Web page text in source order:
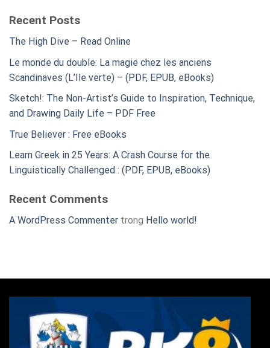
Recent Posts
The High Dive – Read Online
Le monde du double: La magie chez les anciens
Scandinaves (L’Ile verte) – (PDF, EPUB, eBooks)
Sketch!: The Non-Artist’s Guide to Inspiration, Technique,
and Drawing Daily Life – PDF Free
True Believer : Free eBooks
Learn Greek in 25 Years: A Crash Course for the
Linguistically Challenged : (PDF, EPUB, eBooks)
Recent Comments
A WordPress Commenter trong Hello world!